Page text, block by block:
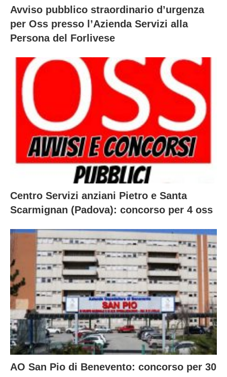
Avviso pubblico straordinario d’urgenza
per Oss presso l’Azienda Servizi alla
Persona del Forlivese
Centro Servizi anziani Pietro e Santa
Scarmignan (Padova): concorso per 4 oss
AO San Pio di Benevento: concorso per 30